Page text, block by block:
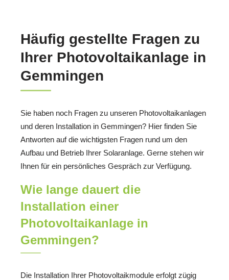
Häufig gestellte Fragen zu
Ihrer Photovoltaikanlage in
Gemmingen
Sie haben noch Fragen zu unseren Photovoltaikanlagen
und deren Installation in Gemmingen? Hier finden Sie
Antworten auf die wichtigsten Fragen rund um den
Aufbau und Betrieb Ihrer Solaranlage. Gerne stehen wir
Ihnen für ein persönliches Gespräch zur Verfügung.
Wie lange dauert die
Installation einer
Photovoltaikanlage in
Gemmingen?
Die Installation Ihrer Photovoltaikmodule erfolgt zügig